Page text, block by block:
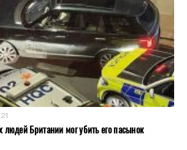
людей Британии мог убить его пасынок